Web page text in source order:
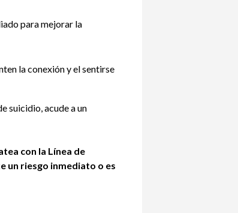
para mejorar la
la conexión y el sentirse
suicidio, acude a un
con la Línea de
un riesgo inmediato o es